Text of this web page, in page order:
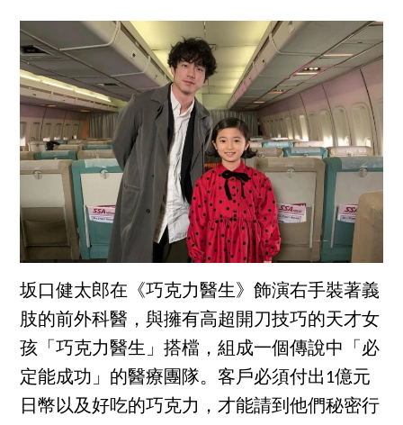
坂口健太郎在《巧克力醫生》飾演右手裝著義
肢的前外科醫，與擁有高超開刀技巧的天才女
孩「巧克力醫生」搭檔，組成一個傳說中「必
定能成功」的醫療團隊。客戶必須付出1億元
日幣以及好吃的巧克力，才能請到他們秘密行